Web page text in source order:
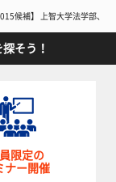
候補】 上智大学法学部、
そう！
限定の
ナー開催